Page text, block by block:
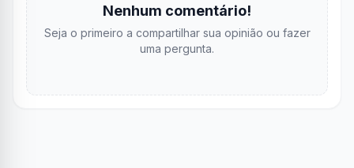
Nenhum comentário!
Seja o primeiro a compartilhar sua opinião ou fazer
uma pergunta.